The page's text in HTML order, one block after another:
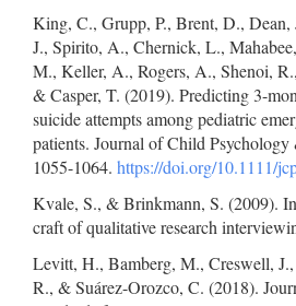
King, C., Grupp, P., Brent, D.,
J., Spirito, A., Chernick, L.,
M., Keller, A., Rogers, A., Shenoi,
& Casper, T. (2019). Predicting 3-
suicide attempts among pediatric
patients. Journal of Child
1055-1064. https://doi.org/10.1111/
Kvale, S., & Brinkmann, S. (2009).
craft of qualitative research
Levitt, H., Bamberg, M., Creswell, J.,
R., & Suárez-Orozco, C. (2018).